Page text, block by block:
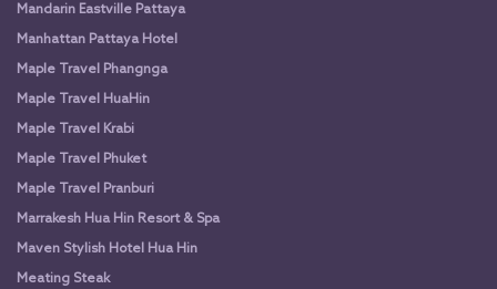
Mandarin Eastville Pattaya
Manhattan Pattaya Hotel
Maple Travel Phangnga
Maple Travel HuaHin
Maple Travel Krabi
Maple Travel Phuket
Maple Travel Pranburi
Marrakesh Hua Hin Resort & Spa
Maven Stylish Hotel Hua Hin
Meating Steak